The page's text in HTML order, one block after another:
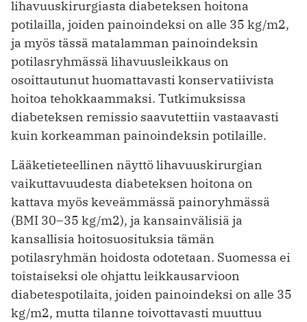
lihavuuskirurgiasta diabeteksen hoitona
potilailla, joiden painoindeksi on alle 35 kg/m2,
ja myös tässä matalamman painoindeksin
potilasryhmässä lihavuusleik­kaus on
osoittautunut huomattavasti konservatiivista
hoitoa tehokkaammaksi. Tutkimuksissa
diabeteksen remissio saavutettiin vastaavasti
kuin korkeamman painoindeksin potilaille.
Lääketieteellinen näyttö lihavuuskirurgian
vaikuttavuudesta diabeteksen hoitona on
kattava myös keveämmässä painoryhmässä
(BMI 30–35 kg/m2), ja kansainvälisiä ja
kansallisia hoitosuosituksia tämän
potilasryhmän hoidosta odotetaan. Suomessa ei
toistaiseksi ole ohjattu leikkausarvioon
diabetespotilaita, joiden painoindeksi on alle 35
kg/m2, mutta tilanne toivottavasti muuttuu